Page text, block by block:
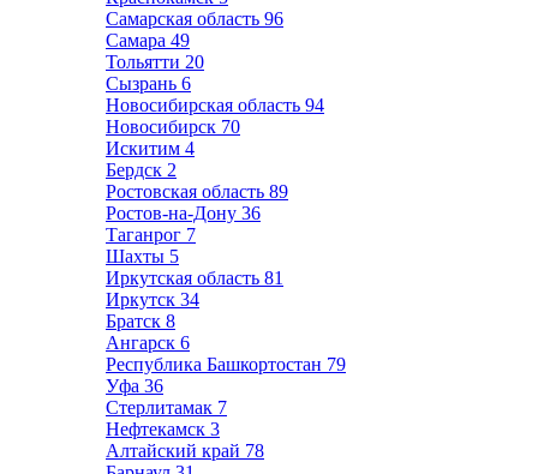
Самарская область 96
Самара 49
Тольятти 20
Сызрань 6
Новосибирская область 94
Новосибирск 70
Искитим 4
Бердск 2
Ростовская область 89
Ростов-на-Дону 36
Таганрог 7
Шахты 5
Иркутская область 81
Иркутск 34
Братск 8
Ангарск 6
Республика Башкортостан 79
Уфа 36
Стерлитамак 7
Нефтекамск 3
Алтайский край 78